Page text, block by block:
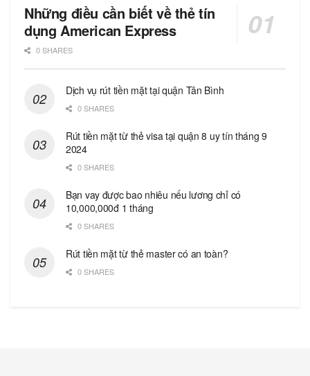
Những điều cần biết về thẻ tín
dụng American Express
0 SHARES
Dịch vụ rút tiền mặt tại quận Tân Bình
0 SHARES
Rút tiền mặt từ thẻ visa tại quận 8 uy tín tháng 9
2024
0 SHARES
Bạn vay được bao nhiêu nếu lương chỉ có
10,000,000đ 1 tháng
0 SHARES
Rút tiền mặt từ thẻ master có an toàn?
0 SHARES